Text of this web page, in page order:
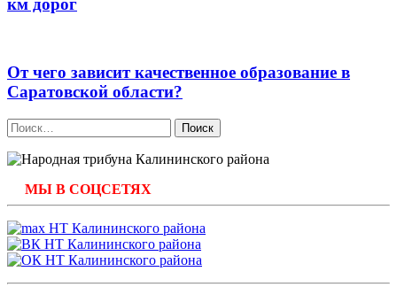
км дорог
От чего зависит качественное образование в
Саратовской области?
Найти:
МЫ В СОЦСЕТЯХ